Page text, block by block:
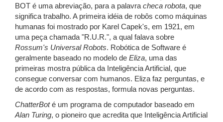
BOT é uma abreviação, para a palavra checa robota, que
significa trabalho. A primeira idéia de robôs como máquinas
humanas foi mostrado por Karel Capek's, em 1921, em
uma peça chamada "R.U.R.", a qual falava sobre
Rossum's Universal Robots. Robótica de Software é
geralmente baseado no modelo de Eliza, uma das
primeiras mostra pública da Inteligência Artificial, que
consegue conversar com humanos. Eliza faz perguntas, e
de acordo com as respostas, formula novas perguntas.
ChatterBoté um programa de computador baseado em
Alan Turing, o pioneiro que acredita que Inteligência Artificial